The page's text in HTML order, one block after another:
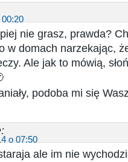
nie grasz, prawda?
w domach narzekając,
Ale jak to mówią,
podoba mi się
o 07:50
ale im nie